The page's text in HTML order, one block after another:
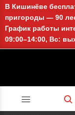
В Кишинёве
пригороды — 90
График работы
09:00–14:00, Вс: